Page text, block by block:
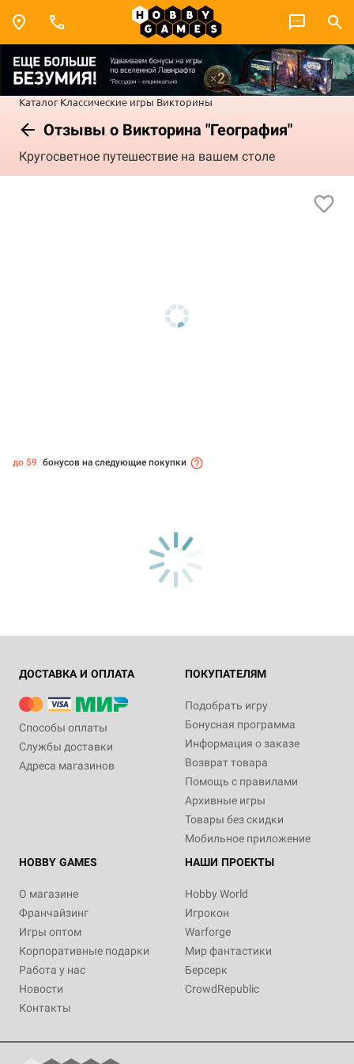
Каталог Классические игры Викторины
Отзывы о Викторина "География"
Кругосветное путешествие на вашем столе
до 59 бонусов на следующие покупки
ДОСТАВКА И ОПЛАТА
Способы оплаты
Службы доставки
Адреса магазинов
ПОКУПАТЕЛЯМ
Подобрать игру
Бонусная программа
Информация о заказе
Возврат товара
Помощь с правилами
Архивные игры
Товары без скидки
Мобильное приложение
HOBBY GAMES
О магазине
Франчайзинг
Игры оптом
Корпоративные подарки
Работа у нас
Новости
Контакты
НАШИ ПРОЕКТЫ
Hobby World
Игрокон
Warforge
Мир фантастики
Берсерк
CrowdRepublic